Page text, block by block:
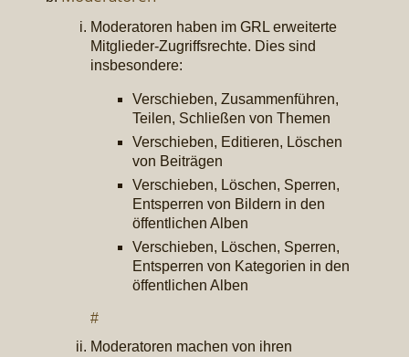
Moderatoren haben im GRL erweiterte
Mitglieder-Zugriffsrechte. Dies sind
insbesondere:
Verschieben, Zusammenführen,
Teilen, Schließen von Themen
Verschieben, Editieren, Löschen
von Beiträgen
Verschieben, Löschen, Sperren,
Entsperren von Bildern in den
öffentlichen Alben
Verschieben, Löschen, Sperren,
Entsperren von Kategorien in den
öffentlichen Alben
#
Moderatoren machen von ihren